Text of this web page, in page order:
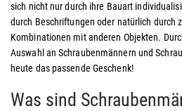
sich nicht nur durch ihre Bauart
durch Beschriftungen oder natürlich durch
Kombinationen mit anderen Objekten.
Auswahl an Schraubenmännern und
heute das passende Geschenk!
Was sind